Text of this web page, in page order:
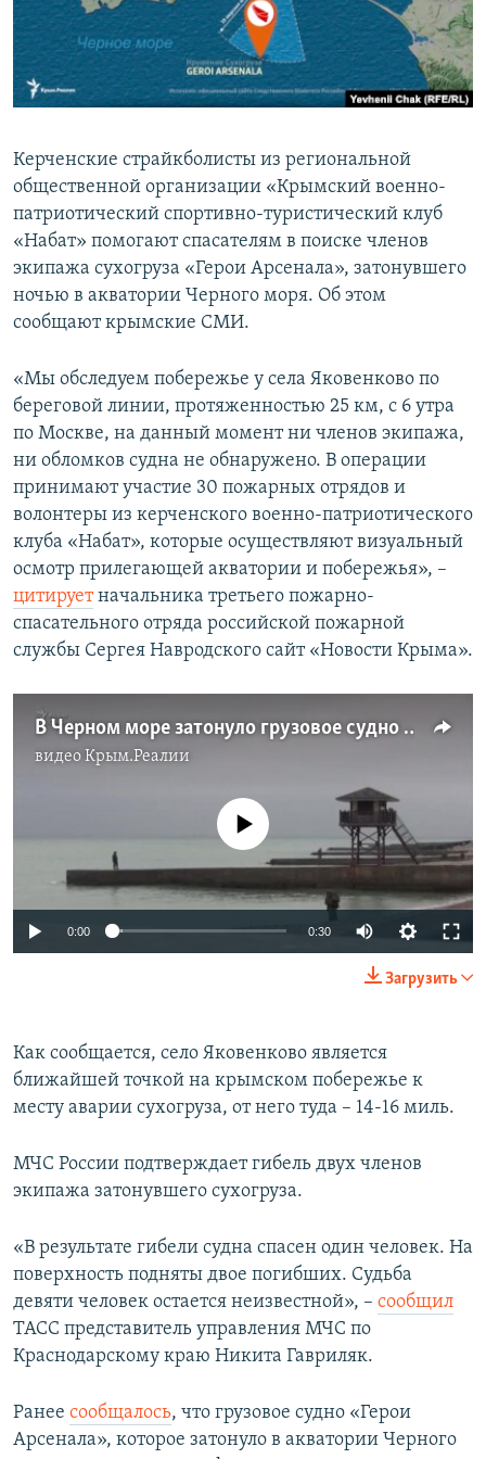
ПОБЕДИТЕЛЕЙ НЕ СУДЯТ?
КРЫМ.НЕПОКОРЕННЫЙ
ELIFBE
ПРИСОЕДИНЯЙТЕСЬ!
Все сайты RFE/RL
Керченские страйкболисты из региональной
общественной организации «Крымский военно-
патриотический спортивно-туристический клуб
«Набат» помогают спасателям в поиске членов
экипажа сухогруза «Герои Арсенала», затонувшего
ночью в акватории Черного моря. Об этом
сообщают крымские СМИ.
«Мы обследуем побережье у села Яковенково по
береговой линии, протяженностью 25 км, с 6 утра
по Москве, на данный момент ни членов экипажа,
ни обломков судна не обнаружено. В операции
принимают участие 30 пожарных отрядов и
волонтеры из керченского военно-патриотического
клуба «Набат», которые осуществляют визуальный
осмотр прилегающей акватории и побережья», –
цитируетначальника третьего пожарно-
спасательного отряда российской пожарной
службы Сергея Навродского сайт «Новости Крыма».
В Черном море затонуло грузовое судно «Герои Арсенала» (видео)
видеоКрым.Реалии
No media source currently available
0:00 0:30
Загрузить
Как сообщается, село Яковенково является
ближайшей точкой на крымском побережье к
месту аварии сухогруза, от него туда – 14-16 миль.
МЧС России подтверждает гибель двух членов
экипажа затонувшего сухогруза.
«В результате гибели судна спасен один человек. На
поверхность подняты двое погибших. Судьба
девяти человек остается неизвестной», – сообщил
ТАСС представитель управления МЧС по
Краснодарскому краю Никита Гавриляк.
Ранее сообщалось, что грузовое судно «Герои
Арсенала», которое затонуло в акватории Черного